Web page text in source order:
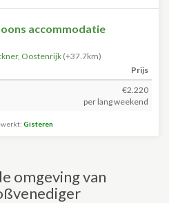
accommodatie
, Oostenrijk (+37.7km)
Prijs
€2.220
per lang weekend
Gisteren
omgeving van